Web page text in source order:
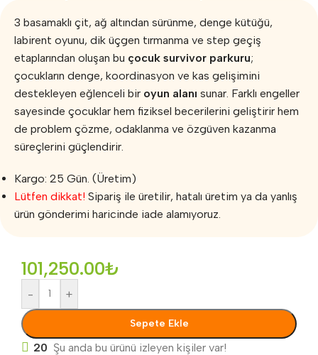
3 basamaklı çit, ağ altından sürünme, denge kütüğü,
labirent oyunu, dik üçgen tırmanma ve step geçiş
etaplarından oluşan bu çocuk survivor parkuru;
çocukların denge, koordinasyon ve kas gelişimini
destekleyen eğlenceli bir oyun alanı sunar. Farklı engeller
sayesinde çocuklar hem fiziksel becerilerini geliştirir hem
de problem çözme, odaklanma ve özgüven kazanma
süreçlerini güçlendirir.
Kargo: 25 Gün. (Üretim)
Lütfen dikkat! Sipariş ile üretilir, hatalı üretim ya da yanlış
ürün gönderimi haricinde iade alamıyoruz.
101,250.00₺
- +
Sepete Ekle
20 Şu anda bu ürünü izleyen kişiler var!